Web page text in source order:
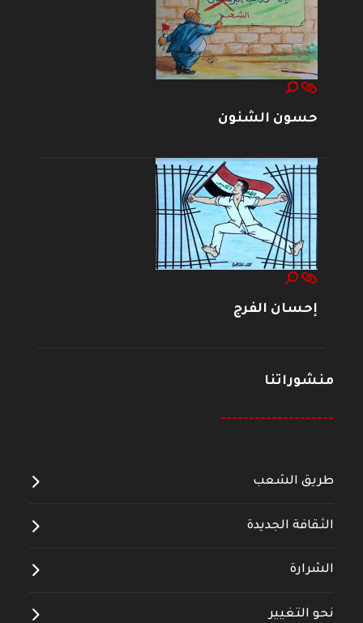
حسون الشنون
إحسان الفرج
منشوراتنا
--------------------
طريق الشعب
الثقافة الجديدة
الشرارة
نحو التغيير